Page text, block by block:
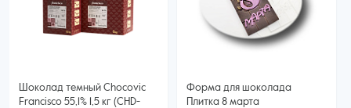
Шоколад темный Chocovic
Francisco 55,1% 1,5 кг (CHD-
Форма для шоколада
Плитка 8 марта